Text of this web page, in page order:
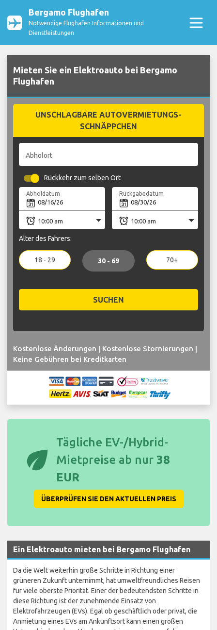
Bergamo Flughafen
Notwendige Flughafen Informationen und
Dienstleistungen
Mieten Sie ein Elektroauto bei Bergamo
Flughafen
UNSCHLAGBARE AUTOVERMIETUNGS-
SCHNÄPPCHEN
Abholort
Rückkehr zum selben Ort
Abholdatum Rückgabedatum
Alter des Fahrers:
18 - 29 30 - 69 70+
SUCHEN
Kostenlose Änderungen | Kostenlose Stornierungen |
Keine Gebühren bei Kreditkarten
eco
Tägliche EV-/Hybrid-
Mietpreise ab nur 38
EUR
ÜBERPRÜFEN SIE DEN AKTUELLEN PREIS
Ein Elektroauto mieten bei Bergamo Flughafen
Da die Welt weiterhin große Schritte in Richtung einer
grüneren Zukunft unternimmt, hat umweltfreundliches Reisen
für viele oberste Priorität. Einer der bedeutendsten Schritte in
diese Richtung ist der zunehmende Einsatz von
Elektrofahrzeugen (EVs). Egal ob geschäftlich oder privat, die
Anmietung eines EVs am Ankunftsort kann einen großen